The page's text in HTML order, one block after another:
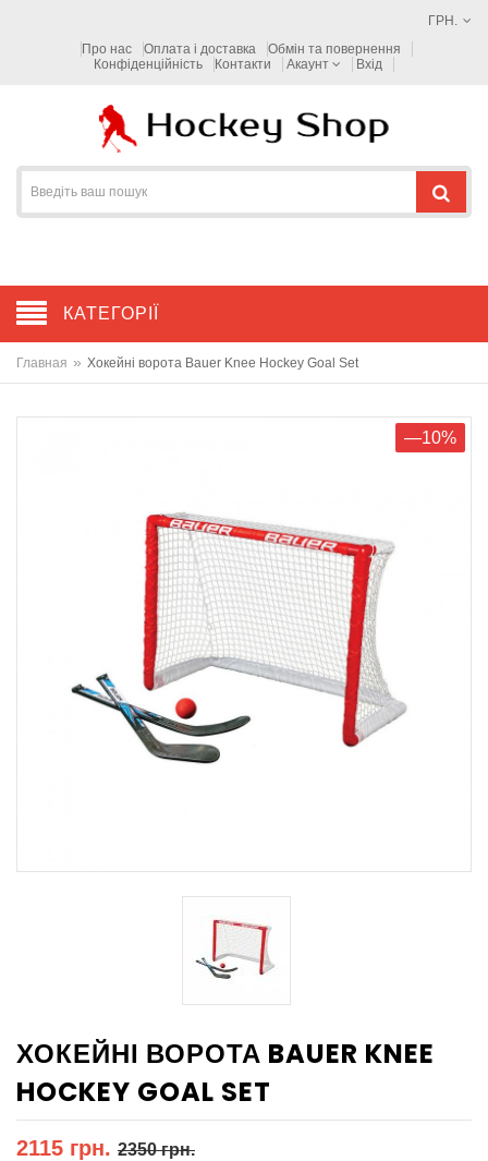
ГРН.
Про нас
Оплата і доставка
Обмін та повернення
Конфіденційність
Контакти Акаунт Вхід
КАТЕГОРІЇ
Главная » Хокейні ворота Bauer Knee Hockey Goal Set
—10%
ХОКЕЙНІ ВОРОТА BAUER KNEE
HOCKEY GOAL SET
2115 грн. 2350 грн.